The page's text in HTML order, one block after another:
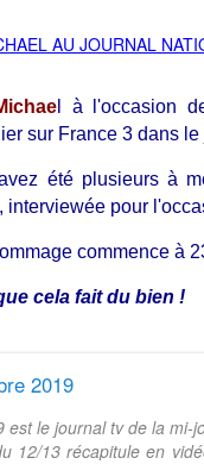
l à l'occasion
sur France 3 dans
été plusieurs à
interviewée pour
commence à
cela fait du bien !
2019
le journal tv de la mi-
12/13 récapitule en